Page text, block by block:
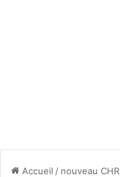
Accueil / nouveau CHR